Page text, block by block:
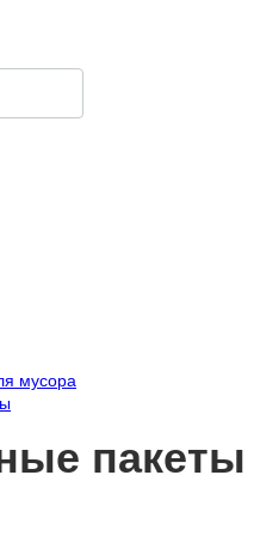
мусора
пакеты